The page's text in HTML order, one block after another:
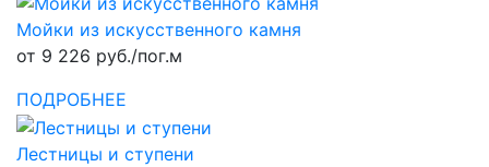
Мойки из искусственного камня
от 9 226 руб./пог.м
ПОДРОБНЕЕ
Лестницы и ступени